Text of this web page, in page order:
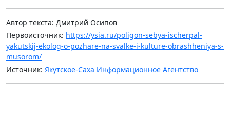
Автор текста: Дмитрий Осипов
Первоисточник: https://ysia.ru/poligon-sebya-ischerpal-
yakutskij-ekolog-o-pozhare-na-svalke-i-kulture-obrashheniya-s-
musorom/
Источник: Якутское-Саха Информационное Агентство